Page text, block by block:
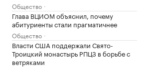
Общество
Глава ВЦИОМ объяснил, почему
абитуриенты стали прагматичнее
Общество
Власти США поддержали Свято-
Троицкий монастырь РПЦЗ в борьбе с
ветряками